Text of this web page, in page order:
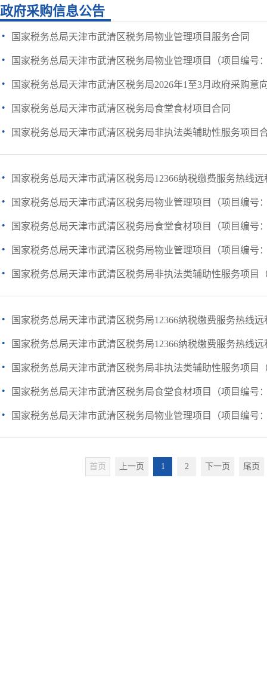
政府采购信息公告
· 国家税务总局天津市武清区税务局物业管理项目服务合同
· 国家税务总局天津市武清区税务局物业管理项目（项目编号
· 国家税务总局天津市武清区税务局2026年1至3月政府采购意
· 国家税务总局天津市武清区税务局食堂食材项目合同
· 国家税务总局天津市武清区税务局非执法类辅助性服务项目
· 国家税务总局天津市武清区税务局12366纳税缴费服务热线
· 国家税务总局天津市武清区税务局物业管理项目（项目编号
· 国家税务总局天津市武清区税务局食堂食材项目（项目编号
· 国家税务总局天津市武清区税务局物业管理项目（项目编号
· 国家税务总局天津市武清区税务局非执法类辅助性服务项目
· 国家税务总局天津市武清区税务局12366纳税缴费服务热线
· 国家税务总局天津市武清区税务局12366纳税缴费服务热线
· 国家税务总局天津市武清区税务局非执法类辅助性服务项目
· 国家税务总局天津市武清区税务局食堂食材项目（项目编号
· 国家税务总局天津市武清区税务局物业管理项目（项目编号
首页 上一页 1 2 下一页 尾页